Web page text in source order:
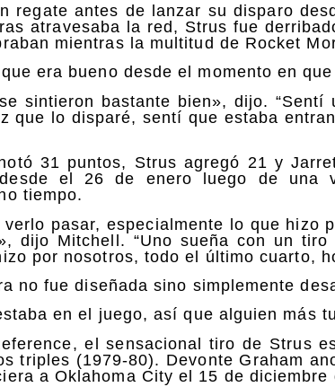
regate antes de lanzar su disparo
atravesaba la red, Strus fue
mientras la multitud de Rocket
era bueno desde el momento en
sintieron bastante bien», dijo. “Sentí
que lo disparé, sentí que estaba
31 puntos, Strus agregó 21 y
el 26 de enero luego de una
tiempo.
pasar, especialmente lo que hizo
dijo Mitchell. “Uno sueña con un
por nosotros, todo el último cuarto,
no fue diseñada sino simplemente
en el juego, así que alguien más
el sensacional tiro de Strus
triples (1979-80). Devonte Graham
a Oklahoma City el 15 de diciembre